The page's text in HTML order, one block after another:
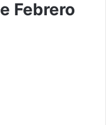
Febrero